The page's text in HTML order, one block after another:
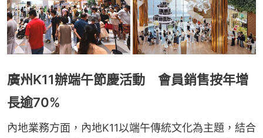
廣州K11辦端午節慶活動 會員銷售按年增
長逾70%
內地業務方面，內地K11以端午傳統文化為主題，結合